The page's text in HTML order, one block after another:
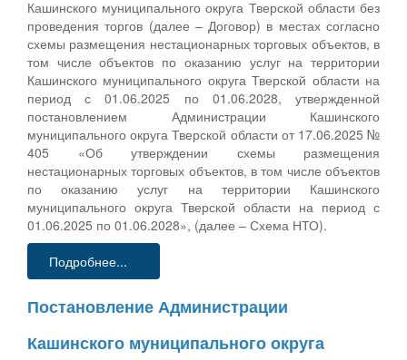
Кашинского муниципального округа Тверской области без
проведения торгов (далее – Договор) в местах согласно
схемы размещения нестационарных торговых объектов, в
том числе объектов по оказанию услуг на территории
Кашинского муниципального округа Тверской области на
период с 01.06.2025 по 01.06.2028, утвержденной
постановлением Администрации Кашинского
муниципального округа Тверской области от 17.06.2025 №
405 «Об утверждении схемы размещения
нестационарных торговых объектов, в том числе объектов
по оказанию услуг на территории Кашинского
муниципального округа Тверской области на период с
01.06.2025 по 01.06.2028», (далее – Схема НТО).
Подробнее...
Постановление Администрации
Кашинского муниципального округа